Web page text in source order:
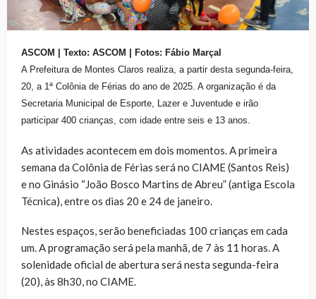
ASCOM | Texto: ASCOM | Fotos: Fábio Marçal
A Prefeitura de Montes Claros realiza, a partir desta segunda-feira,
20, a 1ª Colônia de Férias do ano de 2025. A organização é da
Secretaria Municipal de Esporte, Lazer e Juventude e irão
participar 400 crianças, com idade entre seis e 13 anos.
As atividades acontecem em dois momentos. A primeira
semana da Colônia de Férias será no CIAME (Santos Reis)
e no Ginásio “João Bosco Martins de Abreu” (antiga Escola
Técnica), entre os dias 20 e 24 de janeiro.
Nestes espaços, serão beneficiadas 100 crianças em cada
um. A programação será pela manhã, de 7 às 11 horas. A
solenidade oficial de abertura será nesta segunda-feira
(20), às 8h30, no CIAME.